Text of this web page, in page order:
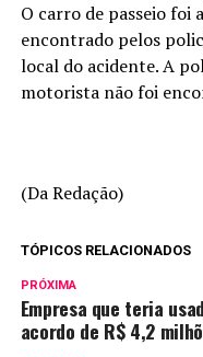
O carro de passeio foi
encontrado pelos
local do acidente. A
motorista não foi
(Da Redação)
TÓPICOS RELACIONADOS
PRÓXIMA
Empresa que teria
acordo de R$ 4,2